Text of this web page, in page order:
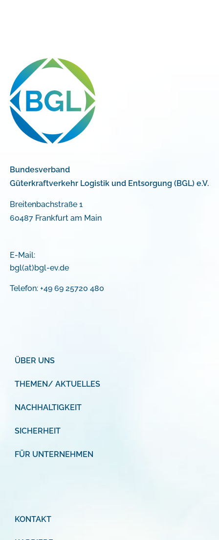
Bundesverband
Güterkraftverkehr Logistik und Entsorgung (BGL) e.V.
Breitenbachstraße 1
60487 Frankfurt am Main
E-Mail:
bgl(at)bgl-ev.de
Telefon: +49 69 25720 480
ÜBER UNS
THEMEN/ AKTUELLES
NACHHALTIGKEIT
SICHERHEIT
FÜR UNTERNEHMEN
KONTAKT